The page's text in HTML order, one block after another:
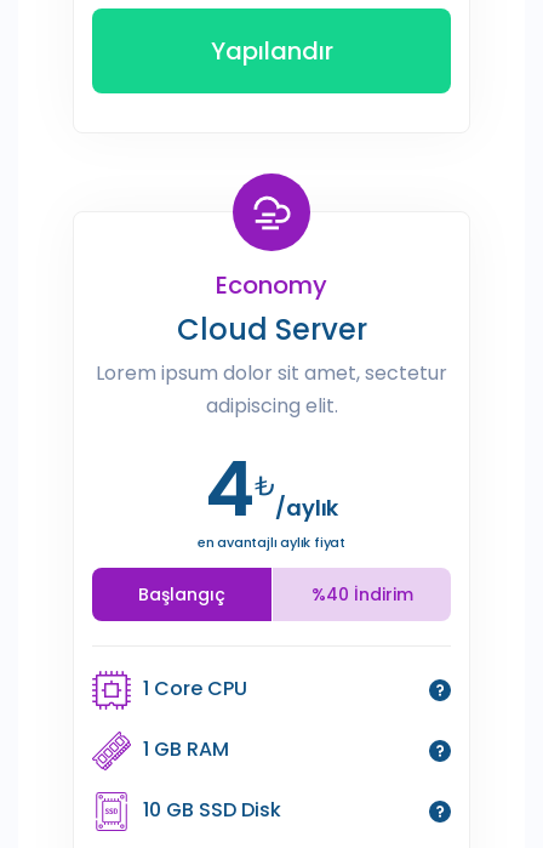
Yapılandır
Economy
Cloud Server
Lorem ipsum dolor sit amet, sectetur
adipiscing elit.
4₺
/aylık
en avantajlı aylık fiyat
Başlangıç %40 İndirim
1 Core CPU
1 GB RAM
10 GB SSD Disk